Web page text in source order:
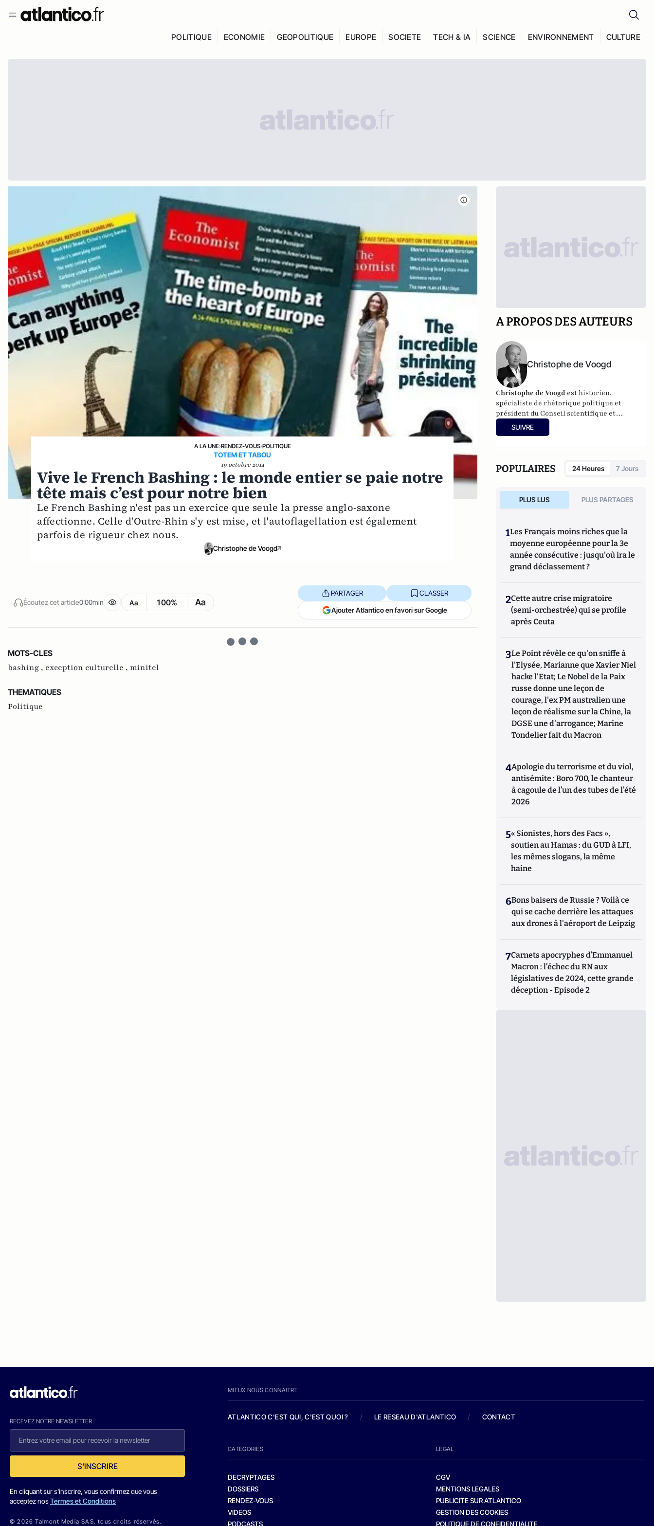
POLITIQUE ECONOMIE GEOPOLITIQUE EUROPE SOCIETE TECH & IA SCIENCE ENVIRONNEMENT CULTURE
A LA UNE›RENDEZ-VOUS›POLITIQUE
TOTEM ET TABOU
19 octobre 2014
Vive le French Bashing : le monde entier se paie notre
tête mais c’est pour notre bien
Le French Bashing n'est pas un exercice que seule la presse anglo-saxone
affectionne. Celle d'Outre-Rhin s'y est mise, et l'autoflagellation est également
parfois de rigueur chez nous.
Christophe de Voogd
Écoutez cet article0:00min Aa 100% Aa
PARTAGER CLASSER
Ajouter Atlantico en favori sur Google
MOTS-CLES
bashing , exception culturelle , minitel
THEMATIQUES
Politique
A PROPOS DES AUTEURS
Christophe de Voogd
Christophe de Voogd est historien,
spécialiste de rhétorique politique et
président du Conseil scientifique et
d'évaluation de la Fondapol. Son dernier
ouvrage publié est
SUIVRE
POPULAIRES 24 Heures 7 Jours
PLUS LUS PLUS PARTAGES
1Les Français moins riches que la
moyenne européenne pour la 3e
année consécutive : jusqu'où ira le
grand déclassement ?
2Cette autre crise migratoire
(semi-orchestrée) qui se profile
après Ceuta
3Le Point révèle ce qu'on sniffe à
l'Elysée, Marianne que Xavier Niel
hacke l'Etat; Le Nobel de la Paix
russe donne une leçon de
courage, l'ex PM australien une
leçon de réalisme sur la Chine, la
DGSE une d'arrogance; Marine
Tondelier fait du Macron
4Apologie du terrorisme et du viol,
antisémite : Boro 700, le chanteur
à cagoule de l’un des tubes de l’été
2026
5« Sionistes, hors des Facs »,
soutien au Hamas : du GUD à LFI,
les mêmes slogans, la même
haine
6Bons baisers de Russie ? Voilà ce
qui se cache derrière les attaques
aux drones à l'aéroport de Leipzig
7Carnets apocryphes d’Emmanuel
Macron : l’échec du RN aux
législatives de 2024, cette grande
déception - Episode 2
RECEVEZ NOTRE NEWSLETTER
S'INSCRIRE
En cliquant sur s'inscrire, vous confirmez que vous
acceptez nosTermes et Conditions
© 2026 Talmont Media SAS. tous droits réservés.
MIEUX NOUS CONNAITRE
ATLANTICO C'EST QUI, C'EST QUOI ? / LE RESEAU D'ATLANTICO / CONTACT
CATEGORIES
DECRYPTAGES
DOSSIERS
RENDEZ-VOUS
VIDEOS
PODCASTS
LEGAL
CGV
MENTIONS LEGALES
PUBLICITE SUR ATLANTICO
GESTION DES COOKIES
POLITIQUE DE CONFIDENTIALITE